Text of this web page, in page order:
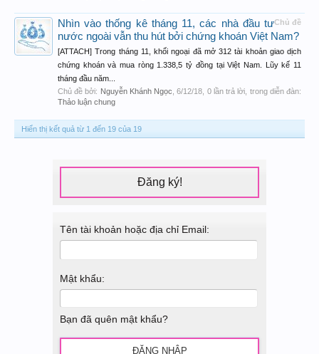
Chủ đề
Nhìn vào thống kê tháng 11, các nhà đầu tư
nước ngoài vẫn thu hút bởi chứng khoán Việt Nam?
[ATTACH] Trong tháng 11, khối ngoại đã mở 312 tài khoản giao dịch
chứng khoán và mua ròng 1.338,5 tỷ đồng tại Việt Nam. Lũy kế 11
tháng đầu năm...
Chủ đề bởi: Nguyễn Khánh Ngọc ,6/12/18 , 0 lần trả lời, trong diễn đàn:
Thảo luận chung
Hiển thị kết quả từ 1 đến 19 của 19
Đăng ký!
Tên tài khoản hoặc địa chỉ Email:
Mật khẩu:
Bạn đã quên mật khẩu?